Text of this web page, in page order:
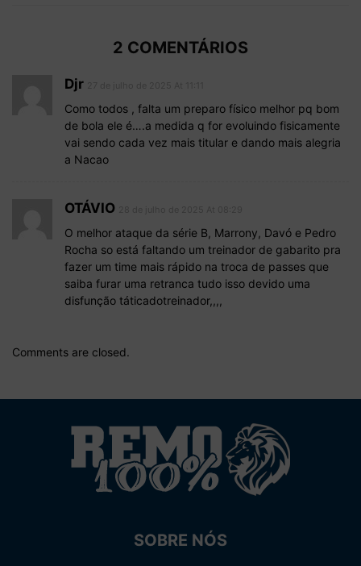
2 COMENTÁRIOS
Djr
Como todos , falta um preparo físico melhor pq bom
de bola ele é….a medida q for evoluindo fisicamente
vai sendo cada vez mais titular e dando mais alegria
a Nacao
OTÁVIO
O melhor ataque da série B, Marrony, Davó e Pedro
Rocha so está faltando um treinador de gabarito pra
fazer um time mais rápido na troca de passes que
saiba furar uma retranca tudo isso devido uma
disfunção táticadotreinador,,,,
Comments are closed.
SOBRE NÓS